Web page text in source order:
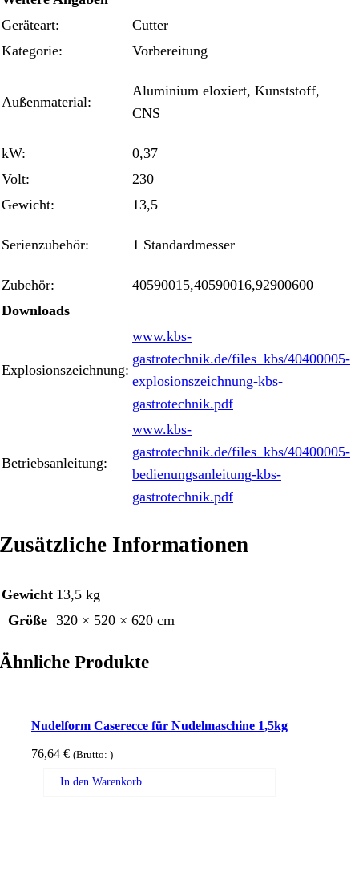
Geräteart:
Cutter
Kategorie:
Vorbereitung
Außenmaterial:
Aluminium eloxiert, Kunststoff,
CNS
kW:
0,37
Volt:
230
Gewicht:
13,5
Serienzubehör: 1 Standardmesser
Zubehör:
40590015,40590016,92900600
Downloads
Explosionszeichnung:
www.kbs-
gastrotechnik.de/files_kbs/40400005-
explosionszeichnung-kbs-
gastrotechnik.pdf
Betriebsanleitung:
www.kbs-
gastrotechnik.de/files_kbs/40400005-
bedienungsanleitung-kbs-
gastrotechnik.pdf
Zusätzliche Informationen
Gewicht 13,5 kg
Größe 320 × 520 × 620 cm
Ähnliche Produkte
Nudelform Caserecce für Nudelmaschine 1,5kg
76,64 € (Brutto: )
In den Warenkorb